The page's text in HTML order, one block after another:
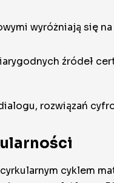
wyróżniają się
źródeł
rozwiązań
cyklem